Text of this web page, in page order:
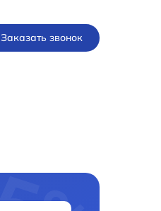
Заказать звонок